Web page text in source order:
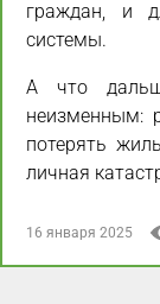
граждан, и
системы.
А что
неизменным:
потерять
личная
16 января 2025